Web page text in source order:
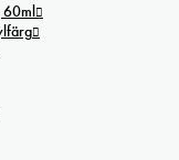
60ml